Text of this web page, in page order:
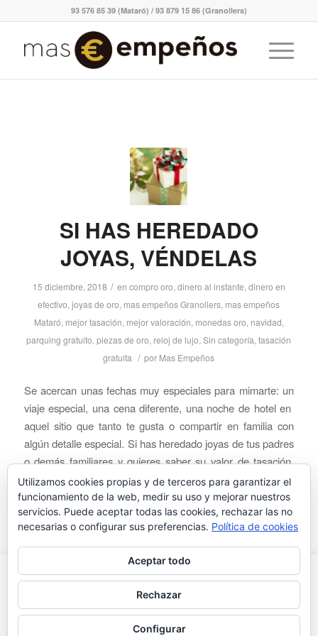
93 576 85 39 (Mataró) / 93 879 15 86 (Granollers)
SI HAS HEREDADO
JOYAS, VÉNDELAS
15 diciembre, 2018 / en compro oro, dinero al instante, dinero en
efectivo,joyas de oro, mas empeños Granollers, mas empeños
Mataró, mejor tasación, mejor valoración, monedas oro, navidad,
parquing gratuito,piezas de oro, reloj de lujo,Sin categoría,tasación
gratuita / por Mas Empeños
Se acercan unas fechas muy especiales para mimarte: un
viaje especial, una cena diferente, una noche de hotel en
aquel sitio que tanto te gusta o compartir en familia con
algún detalle especial. Si has heredado joyas de tus padres
o demás familiares y quieres saber su valor de tasación,
ven a mas empeños. Aquí […]
Leer más
masempeños © 2015 · Rda. O'Donnell 86 · Mataró (Barcelona) ·
Este sítio web utiliza cookies para que tengas la mejor
experiencia de usuario. Si continúas navegando estás dando tu
consentimiento para la aceptación de las mencionadas cookies y
la aceptación de nuestra política de cookies.
Utilizamos cookies propias y de terceros para garantizar el
funcionamiento de la web, medir su uso y mejorar nuestros
servicios. Puede aceptar todas las cookies, rechazar las no
necesarias o configurar sus preferencias. Política de cookies
Aceptar todo
Rechazar
Configurar